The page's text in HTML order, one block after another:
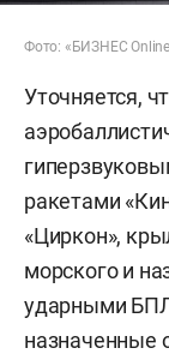
Фото: «БИЗНЕС
Уточняется,
ракетами
«Циркон»,
морского и
ударными
назначенные